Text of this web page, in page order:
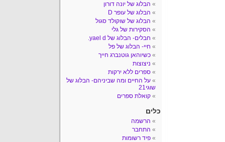
הבלוג של יונה דורון
הבלוג של עופר D
הבלוג של שוקולד סגול
הסקירות של גלי
חבלים- הבלוג של yael d.
חיי- הבלוג של פל
כשיוהאן גוטנברג חייך
ניצוצות
ספרים ללא ירקות
על החיים ומה שביניהם- הבלוג של
שוגי21
קואלת ספרים
כלים
הרשמה
התחבר
פיד רשומות